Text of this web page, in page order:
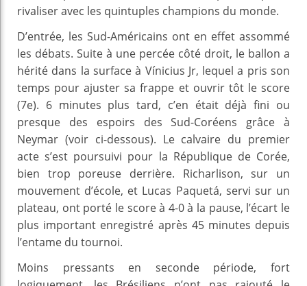
rivaliser avec les quintuples champions du monde.
D’entrée, les Sud-Américains ont en effet assommé
les débats. Suite à une percée côté droit, le ballon a
hérité dans la surface à Vínicius Jr, lequel a pris son
temps pour ajuster sa frappe et ouvrir tôt le score
(7e). 6 minutes plus tard, c’en était déjà fini ou
presque des espoirs des Sud-Coréens grâce à
Neymar (voir ci-dessous). Le calvaire du premier
acte s’est poursuivi pour la République de Corée,
bien trop poreuse derrière. Richarlison, sur un
mouvement d’école, et Lucas Paquetá, servi sur un
plateau, ont porté le score à 4-0 à la pause, l’écart le
plus important enregistré après 45 minutes depuis
l’entame du tournoi.
Moins pressants en seconde période, fort